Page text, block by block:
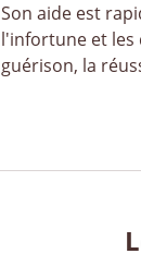
Son aide est
l'infortune et les
guérison, la